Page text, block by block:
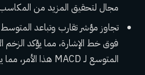
مجال لتحقيق المزيد من
فوق خط الإشارة، مما يؤكد الزخم
المتوسع لـ MACD هذا الأمر، مما يعكس ضغوط الشراء المتزايدة.